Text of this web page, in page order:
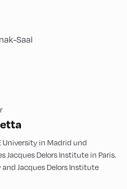
Saal
University in Madrid und
Jacques Delors Institute in Paris.
and Jacques Delors Institute